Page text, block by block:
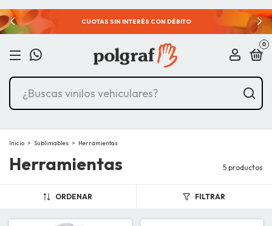
CUOTAS SIN INTERÉS CON DÉBITO
0
Inicio > Sublimables > Herramientas
Herramientas 5 productos
ORDENAR FILTRAR